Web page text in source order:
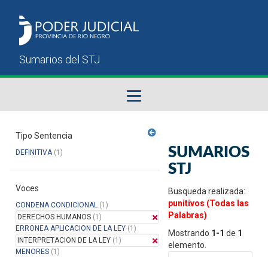
Sumarios del STJ
Manual del Usuario
Tipo Sentencia
DEFINITIVA(1)
Voces
CONDENA CONDICIONAL (1)
DERECHOS HUMANOS (1)
ERRONEA APLICACION DE LA LEY (1)
INTERPRETACION DE LA LEY (1)
MENORES (1)
SUMARIOS
STJ
Busqueda realizada:
punitivos (Todas las
Palabras)
Mostrando 1-1 de 1
elemento.